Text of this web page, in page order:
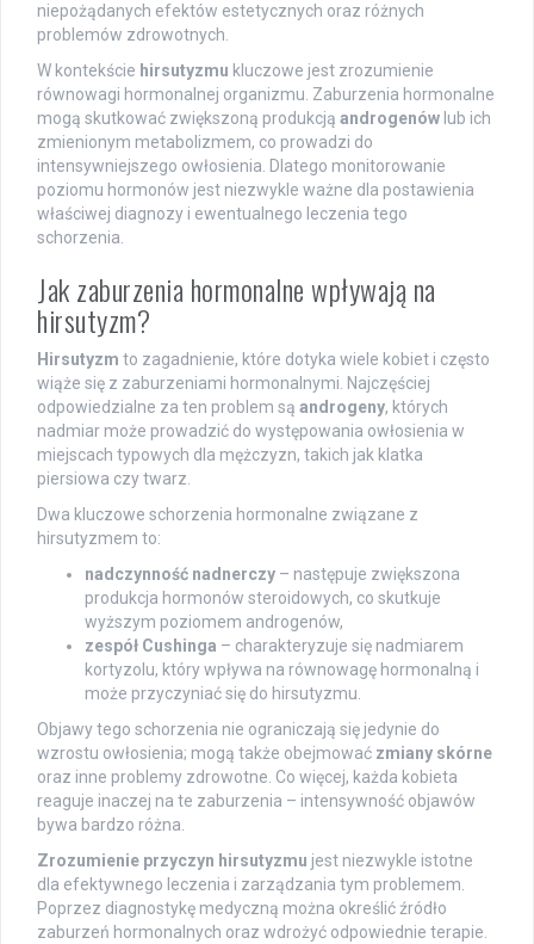
niepożądanych efektów estetycznych oraz różnych
problemów zdrowotnych.
W kontekście hirsutyzmu kluczowe jest zrozumienie
równowagi hormonalnej organizmu. Zaburzenia hormonalne
mogą skutkować zwiększoną produkcją androgenów lub ich
zmienionym metabolizmem, co prowadzi do
intensywniejszego owłosienia. Dlatego monitorowanie
poziomu hormonów jest niezwykle ważne dla postawienia
właściwej diagnozy i ewentualnego leczenia tego
schorzenia.
Jak zaburzenia hormonalne wpływają na
hirsutyzm?
Hirsutyzm to zagadnienie, które dotyka wiele kobiet i często
wiąże się z zaburzeniami hormonalnymi. Najczęściej
odpowiedzialne za ten problem są androgeny, których
nadmiar może prowadzić do występowania owłosienia w
miejscach typowych dla mężczyzn, takich jak klatka
piersiowa czy twarz.
Dwa kluczowe schorzenia hormonalne związane z
hirsutyzmem to:
nadczynność nadnerczy – następuje zwiększona
produkcja hormonów steroidowych, co skutkuje
wyższym poziomem androgenów,
zespół Cushinga – charakteryzuje się nadmiarem
kortyzolu, który wpływa na równowagę hormonalną i
może przyczyniać się do hirsutyzmu.
Objawy tego schorzenia nie ograniczają się jedynie do
wzrostu owłosienia; mogą także obejmować zmiany skórne
oraz inne problemy zdrowotne. Co więcej, każda kobieta
reaguje inaczej na te zaburzenia – intensywność objawów
bywa bardzo różna.
Zrozumienie przyczyn hirsutyzmu jest niezwykle istotne
dla efektywnego leczenia i zarządzania tym problemem.
Poprzez diagnostykę medyczną można określić źródło
zaburzeń hormonalnych oraz wdrożyć odpowiednie terapie.